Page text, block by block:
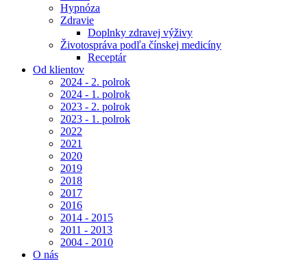
Hypnóza
Zdravie
Doplnky zdravej výživy
Životospráva podľa čínskej medicíny
Receptár
Od klientov
2024 - 2. polrok
2024 - 1. polrok
2023 - 2. polrok
2023 - 1. polrok
2022
2021
2020
2019
2018
2017
2016
2014 - 2015
2011 - 2013
2004 - 2010
O nás